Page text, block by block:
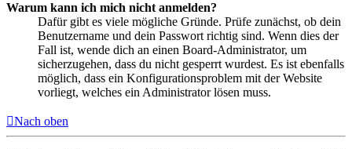
Warum kann ich mich nicht anmelden?
Dafür gibt es viele mögliche Gründe. Prüfe zunächst, ob dein
Benutzername und dein Passwort richtig sind. Wenn dies der
Fall ist, wende dich an einen Board-Administrator, um
sicherzugehen, dass du nicht gesperrt wurdest. Es ist ebenfalls
möglich, dass ein Konfigurationsproblem mit der Website
vorliegt, welches ein Administrator lösen muss.
Nach oben